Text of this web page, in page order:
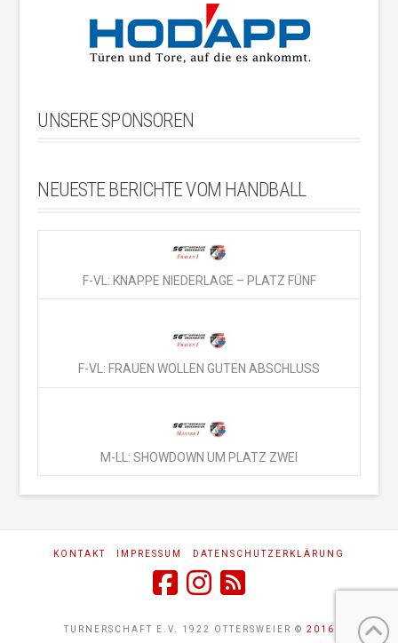
UNSERE SPONSOREN
NEUESTE BERICHTE VOM HANDBALL
F-VL: KNAPPE NIEDERLAGE – PLATZ FÜNF
F-VL: FRAUEN WOLLEN GUTEN ABSCHLUSS
M-LL: SHOWDOWN UM PLATZ ZWEI
KONTAKT IMPRESSUM DATENSCHUTZERKLÄRUNG
TURNERSCHAFT E.V. 1922 OTTERSWEIER © 2016